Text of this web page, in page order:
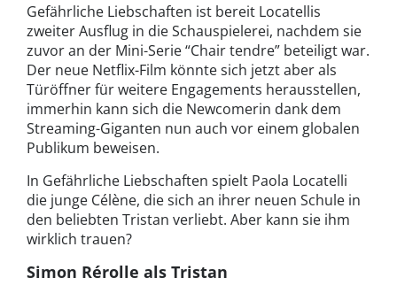
Gefährliche Liebschaften ist bereit Locatellis
zweiter Ausflug in die Schauspielerei, nachdem sie
zuvor an der Mini-Serie “Chair tendre” beteiligt war.
Der neue Netflix-Film könnte sich jetzt aber als
Türöffner für weitere Engagements herausstellen,
immerhin kann sich die Newcomerin dank dem
Streaming-Giganten nun auch vor einem globalen
Publikum beweisen.
In Gefährliche Liebschaften spielt Paola Locatelli
die junge Célène, die sich an ihrer neuen Schule in
den beliebten Tristan verliebt. Aber kann sie ihm
wirklich trauen?
Simon Rérolle als Tristan